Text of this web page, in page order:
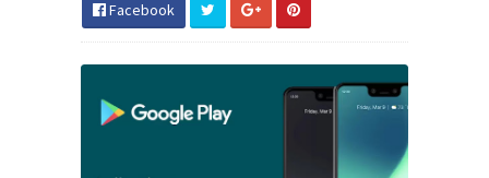
Facebook